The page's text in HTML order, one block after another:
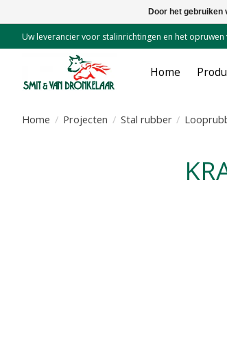
Uw leverancier voor stalinrichtingen en het
Home
Home / Projecten / Stal rubber /
Door het gebruiken